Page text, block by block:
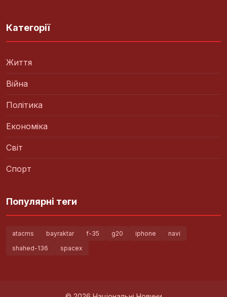
Категорії
Життя
Війна
Політика
Економіка
Світ
Спорт
Популярні теги
atacms bayraktar f-35 g20 iphone
navi
shahed-136
spacex